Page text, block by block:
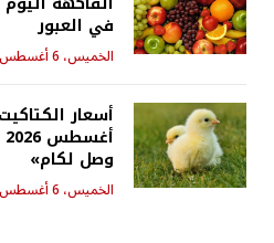
في العبور
الخميس، 6 أغسطس 2026 - 8:49 ص
وصل لكام»
الخميس، 6 أغسطس 2026 - 8:48 ص